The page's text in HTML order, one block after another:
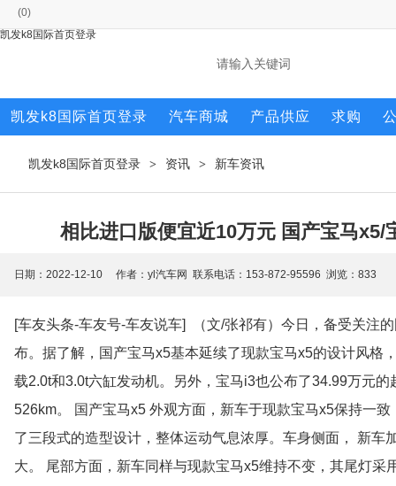
(0)
凯发k8国际首页登录
凯发k8国际首页登录 汽车商城 产品供应 求购
凯发k8国际首页登录 > 资讯 > 新车资讯
相比进口版便宜近10万元 国产宝马
日期：2022-12-10 作者：yl汽车网 联系电话：153-872-95596 浏览： 833
[车友头条-车友号-车友说车] （文/张祁有）今日，备受关注
布。据了解，国产宝马x5基本延续了现款宝马x5的设计风格
载2.0t和3.0t六缸发动机。另外，宝马i3也公布了34.99万元
526km。 国产宝马x5 外观方面，新车于现款宝马x5保持一
了三段式的造型设计，整体运动气息浓厚。车身侧面， 新
大。 尾部方面，新车同样与现款宝马x5维持不变，其尾灯